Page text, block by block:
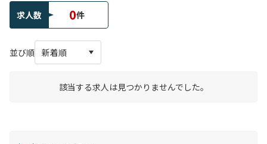
求人数 0件
並び順
該当する求人は見つかりませんでした。